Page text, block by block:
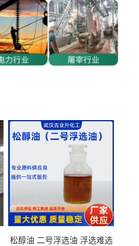
松醇油 二号浮选油 浮选难选